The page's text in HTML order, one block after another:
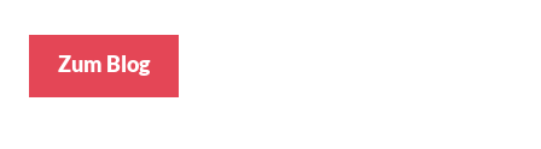
Zum Blog